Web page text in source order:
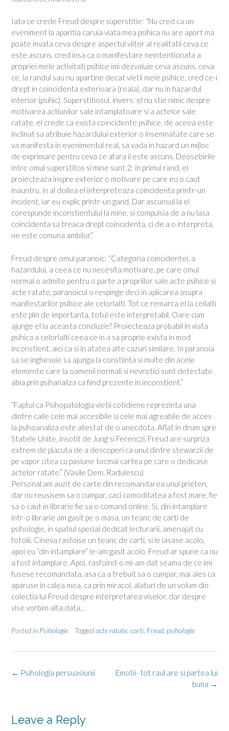
Iata ce crede Freud despre superstitie: “Nu cred ca un
eveniment la aparitia caruia viata mea psihica nu are aport ma
poate invata ceva despre aspectul viitor al realitatii ceva ce
este ascuns, cred insa ca o manifestare neintentionata a
propriei mele activitati psihice imi dezvaluie ceva ascuns, ceva
ce, la randul sau nu apartine decat vietii mele psihice, cred ce-i
drept in coincidenta exterioara (reala), dar nu in hazardul
interior (psihic). Superstitiosul, invers: el nu stie nimic despre
motivarea actiunilor sale intamplatoare si a actelor sale
ratate, el crede ca exista coincidente psihice, de aceea este
inclinat sa atribuie hazardului exterior o insemnatate care se
va manifesta in evenimentul real, sa vada in hazard un mijloc
de exprimare pentru ceva ce afara ii este ascuns. Deosebirile
intre omul superstitos si mine sunt 2: in primul rand, el
proiecteaza inspre exterior o motivare pe care eu o caut
inauntru, in al doilea el interpreteaza coincidenta printr-un
incident, iar eu explic printr-un gand. Dar ascunsul la el
corespunde inconstientului la mine, si compulsia de a nu lasa
coincidenta sa treaca drept coincidenta, ci de a o interpreta,
ne este comuna ambilor.”
Freud despre omul paranoic: “Categoria coincidentei, a
hazardului, a ceea ce nu necesita motivare, pe care omul
normal o admite pentru o parte a propriilor sale acte psihice si
acte ratate, paranoicul o respinge deci in aplicarea asupra
manifestarilor psihice ale celorlalti. Tot ce remarca el la ceilalti
este plin de importanta, totul este interpretabil. Oare cum
ajunge el la aceasta concluzie? Proiecteaza probabil in viata
psihica a celorlalti ceea ce in a sa proprie exista in mod
inconstient, aici ca si in atatea alte cazuri similare. In paranoia
sa se inghesuie sa ajunga la constiinta si multe din acele
elemente care la oamenii normali si nevrotici sunt detectate
abia prin psihanaliza ca fiind prezente in inconstient.”
“Faptul ca Psihopatologia vietii cotidiene reprezinta una
dintre caile cele mai accesibile si cele mai agreabile de acces
la psihoanaliza este atestat de o anecdota. Aflat in drum spre
Statele Unite, insotit de Jung si Ferenczi, Freud are surpriza
extrem de placuta de a descoperi ca unul dintre stewarzii de
pe vapor citea cu pasiune tocmai cartea pe care o dedicase
actelor ratate.” (Vasile Dem. Radulescu)
Personal am auzit de carte din recomandarea unui prieten,
dar nu reusisem sa o cumpar, caci comoditatea a fost mare, fie
sa o caut in librarie fie sa o comand online. Si, din intamplare
intr-o librarie am gasit pe o masa, un teanc de carti de
psihologie, in spatiul special dedicat lecturarii, amenajat cu
fotolii. Cineva rasfoise un teanc de carti, si le lasase acolo,
apoi eu “din intamplare” le-am gasit acolo. Freud ar spune ca nu
a fost intamplare. Apoi, rasfoind-o mi-am dat seama de ce imi
fusese recomandata, asa ca a trebuit sa o cumpar, mai ales ca
aparuse in calea mea, ca prin miracol, alaturi de un volum din
colectia lui Freud despre interpretarea viselor, dar despre
vise vorbim alta data…
Posted in Psihologie Taggedacte ratate carti Freud psihologie
Post
Emotii- tot raul are si partea lui
buna →
← Psihologia persuasiunii
Leave a Reply